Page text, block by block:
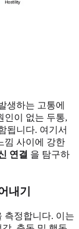
생하는 고통에
인이 없는 두통,
됩니다. 여기서
낌 사이에 강한
연결 을 탐구하
내기
측정합니다. 이는